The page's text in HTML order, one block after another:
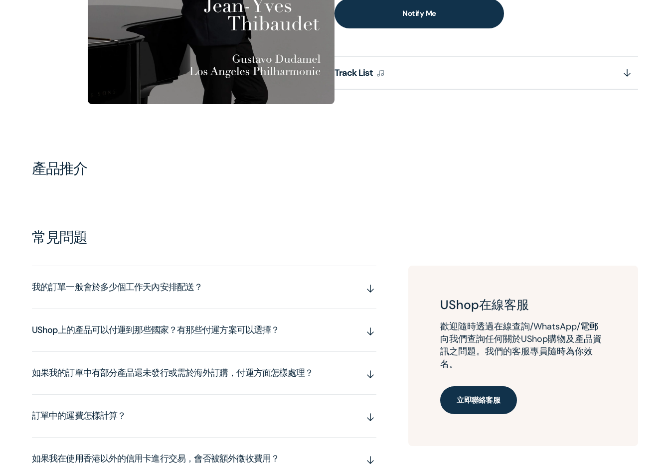
Notify Me
Track List
1
gallery
產品推介
常見問題
我的訂單一般會於多少個工作天內安排配送？
UShop上的產品可以付運到那些國家？有那些付運方案可以選擇？
如果我的訂單中有部分產品還未發行或需於海外訂購，付運方面怎樣處理？
訂單中的運費怎樣計算？
如果我在使用香港以外的信用卡進行交易，會否被額外徵收費用？
UShop在線客服
歡迎隨時透過在線查詢/WhatsApp/電郵
向我們查詢任何關於UShop購物及產品資
訊之問題。我們的客服專員隨時為你效
名。
立即聯絡客服